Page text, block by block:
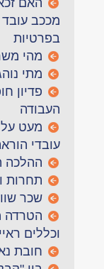
האם
מככב
בפרטיות
מהי
מתי
פדיון
העבודה
מעט על
עובדי
ההלכה
תחרות
שכר
הטרדה
וכללים
חובת